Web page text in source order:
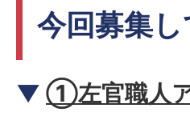
今回募集
▼ ①左官職人